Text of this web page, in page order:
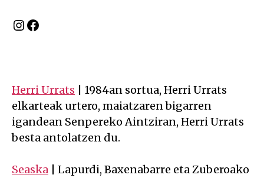
Instagram
Facebook
Herri Urrats | 1984an sortua, Herri Urrats
elkarteak urtero, maiatzaren bigarren
igandean Senpereko Aintziran, Herri Urrats
besta antolatzen du.
Seaska | Lapurdi, Baxenabarre eta Zuberoako